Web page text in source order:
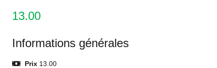
13.00
Informations générales
Prix 13.00